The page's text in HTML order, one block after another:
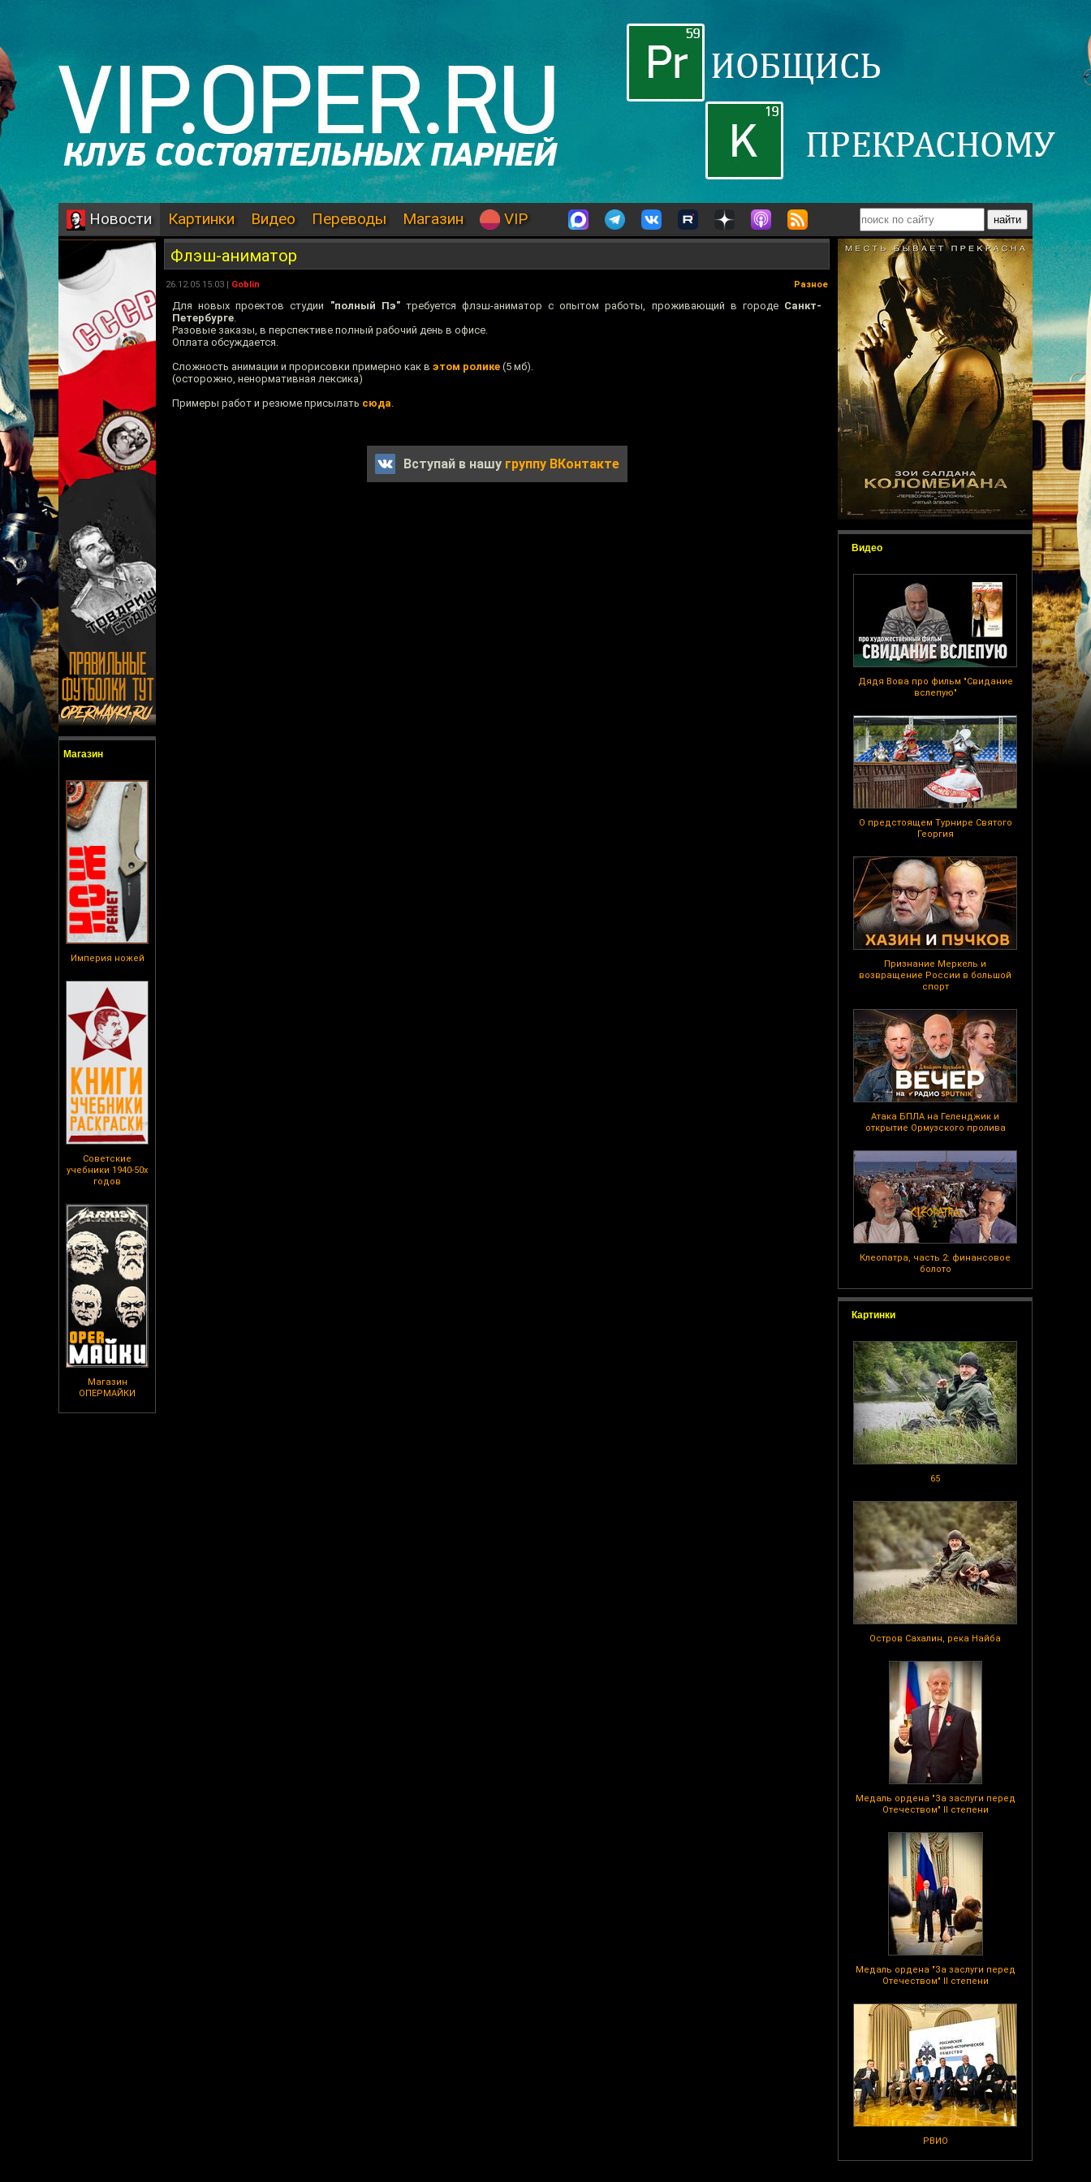
Новости Картинки Видео Переводы Магазин VIP
Магазин
Империя ножей
Советские
учебники 1940-50х
годов
Магазин
ОПЕРМАЙКИ
Видео
Дядя Вова про фильм "Свидание
вслепую"
О предстоящем Турнире Святого
Георгия
Признание Меркель и
возвращение России в большой
спорт
Атака БПЛА на Геленджик и
открытие Ормузского пролива
Клеопатра, часть 2: финансовое
болото
Картинки
65
Остров Сахалин, река Найба
Медаль ордена "За заслуги перед
Отечеством" II степени
Медаль ордена "За заслуги перед
Отечеством" II степени
РВИО
Флэш-аниматор
26.12.05 15:03 | Goblin Разное
Для новых проектов студии "полный Пэ"требуется флэш-аниматор с опытом работы, проживающий в городе Санкт-
Петербурге.
Разовые заказы, в перспективе полный рабочий день в офисе.
Оплата обсуждается.
Сложность анимации и прорисовки примерно как в этом ролике (5 мб).
(осторожно, ненормативная лексика)
Примеры работ и резюме присылать сюда.
Вступай в нашу группу ВКонтакте